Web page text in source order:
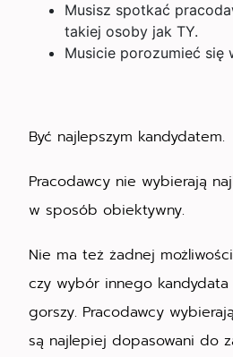
Musisz spotkać
takiej osoby jak TY.
Musicie porozumieć się
Być najlepszym kandydatem.
Pracodawcy nie wybierają
w sposób obiektywny.
Nie ma też żadnej
czy wybór innego kandydata
gorszy. Pracodawcy
są najlepiej dopasowani do